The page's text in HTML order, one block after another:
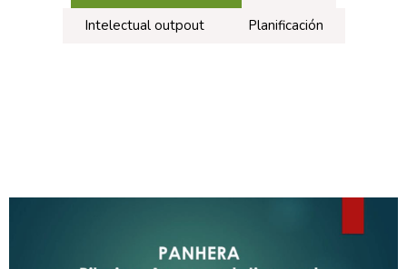
Intelectual outpout
Planificación